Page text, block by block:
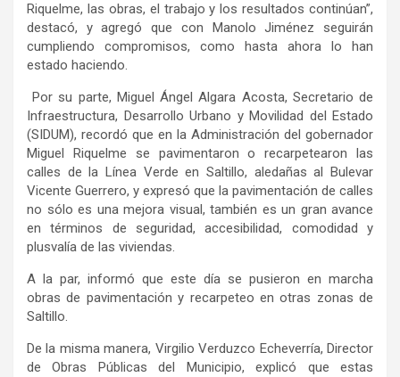
Riquelme, las obras, el trabajo y los resultados continúan”,
destacó, y agregó que con Manolo Jiménez seguirán
cumpliendo compromisos, como hasta ahora lo han
estado haciendo.
Por su parte, Miguel Ángel Algara Acosta, Secretario de
Infraestructura, Desarrollo Urbano y Movilidad del Estado
(SIDUM), recordó que en la Administración del gobernador
Miguel Riquelme se pavimentaron o recarpetearon las
calles de la Línea Verde en Saltillo, aledañas al Bulevar
Vicente Guerrero, y expresó que la pavimentación de calles
no sólo es una mejora visual, también es un gran avance
en términos de seguridad, accesibilidad, comodidad y
plusvalía de las viviendas.
A la par, informó que este día se pusieron en marcha
obras de pavimentación y recarpeteo en otras zonas de
Saltillo.
De la misma manera, Virgilio Verduzco Echeverría, Director
de Obras Públicas del Municipio, explicó que estas